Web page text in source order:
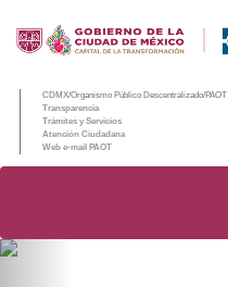
CDMX/Organismo Público Descentralizado/PAOT
Transparencia
Trámites y Servicios
Atención Ciudadana
Web e-mail PAOT